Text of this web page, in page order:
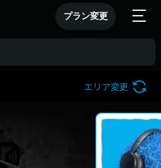
プラン変更
エリア変更